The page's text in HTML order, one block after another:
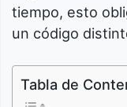
tiempo, esto
un código
Tabla de